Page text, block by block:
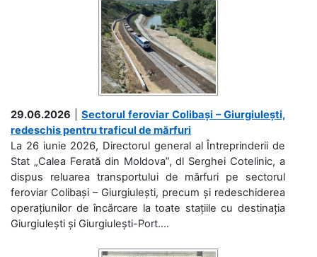
29.06.2026
Sectorul feroviar Colibași – Giurgiulești,
redeschis pentru traficul de mărfuri
La 26 iunie 2026, Directorul general al Întreprinderii de
Stat „Calea Ferată din Moldova”, dl Serghei Cotelinic, a
dispus reluarea transportului de mărfuri pe sectorul
feroviar Colibași – Giurgiulești, precum și redeschiderea
operațiunilor de încărcare la toate stațiile cu destinația
Giurgiulești și Giurgiulești-Port....